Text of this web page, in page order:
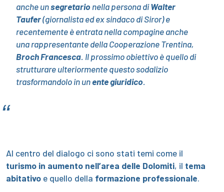
anche unsegretario nella persona diWalter
Taufer(giornalista ed ex sindaco di Siror) e
recentemente è entrata nella compagine anche
una rappresentante della Cooperazione Trentina,
Broch Francesca. Il prossimo obiettivo è quello di
strutturare ulteriormente questo sodalizio
trasformandolo in unente giuridico.
Al centro del dialogo ci sono stati temi come il
turismo in aumento nell’area delle Dolomiti, il tema
abitativo e quello della formazione professionale.